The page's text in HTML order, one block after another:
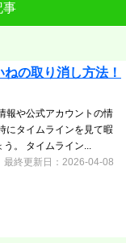
事
の取り消し方法！
報や公式アカウントの情
にタイムラインを見て暇
。 タイムライン...
最終更新日：2026-04-08